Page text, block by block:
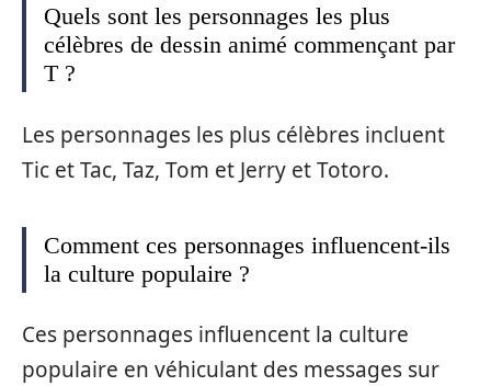
Quels sont les personnages les plus
célèbres de dessin animé commençant par
T ?
Les personnages les plus célèbres incluent
Tic et Tac, Taz, Tom et Jerry et Totoro.
Comment ces personnages influencent-ils
la culture populaire ?
Ces personnages influencent la culture
populaire en véhiculant des messages sur